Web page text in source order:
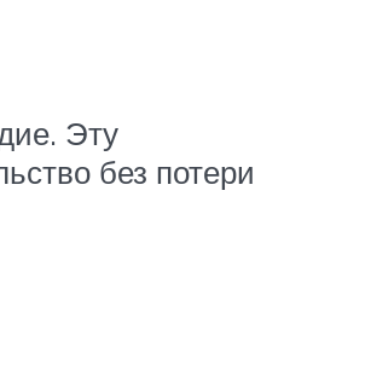
Эту
без потери